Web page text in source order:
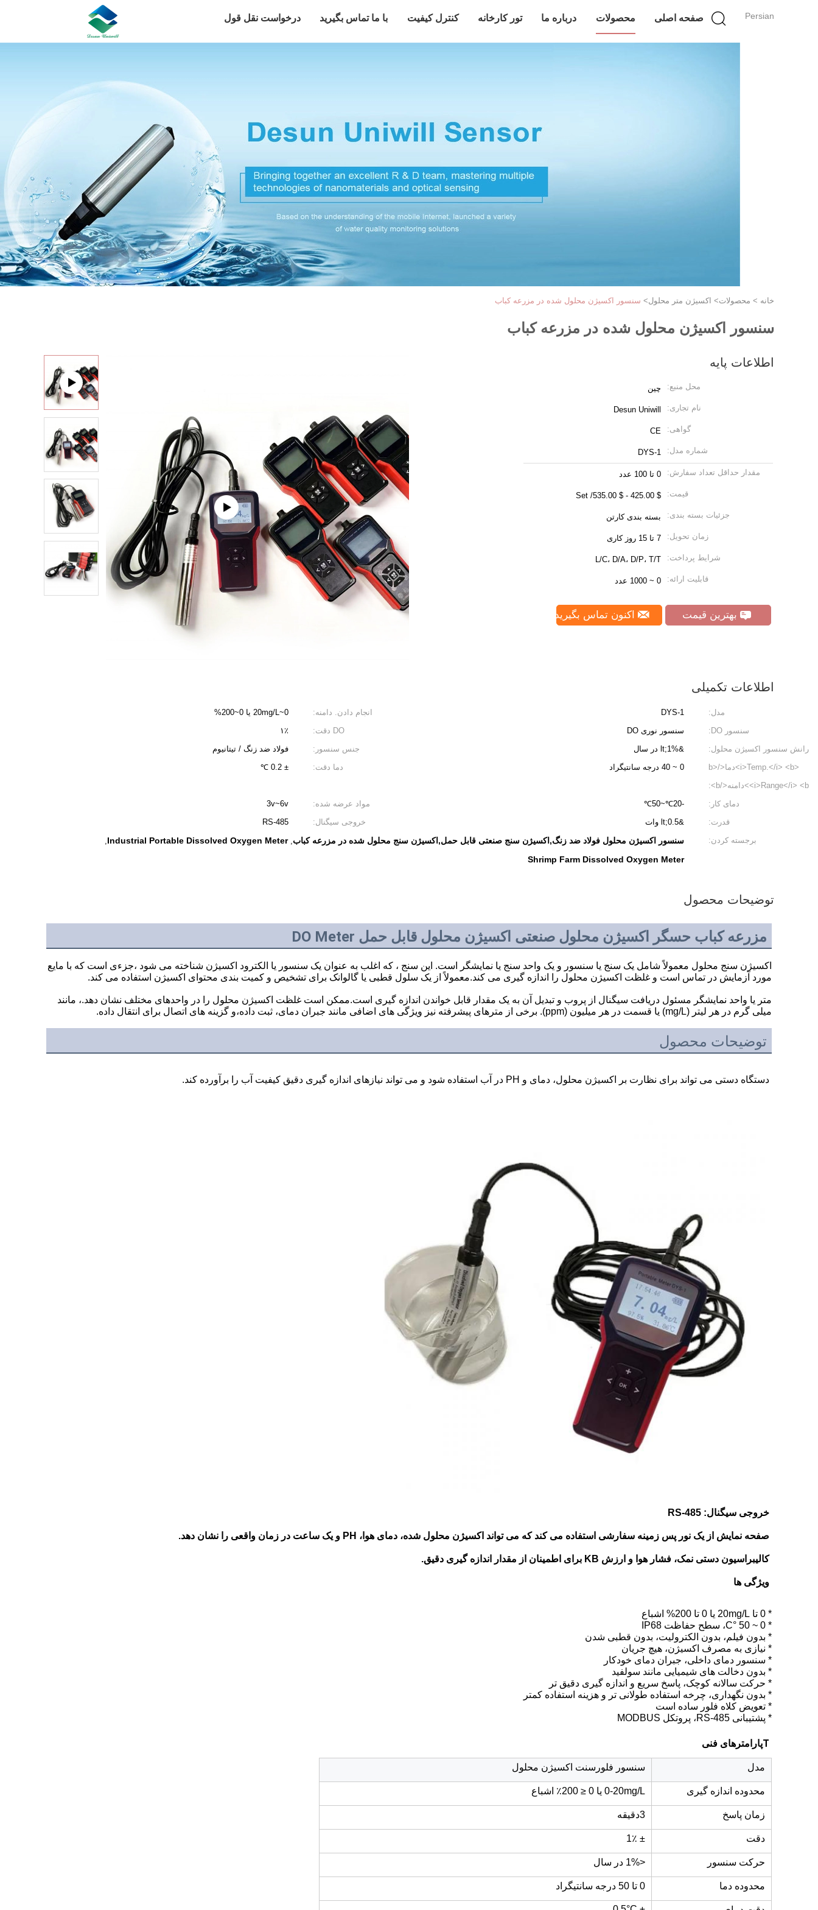
Persian صفحه اصلی محصولات درباره ما تور کارخانه کنترل کیفیت با ما تماس بگیرید درخواست نقل قول
خانه > محصولات> اکسیژن متر محلول> سنسور اکسیژن محلول شده در مزرعه کباب
سنسور اکسیژن محلول شده در مزرعه کباب
اطلاعات پایه
محل منبع: چین
نام تجاری: Desun Uniwill
گواهی: CE
شماره مدل: DYS-1
مقدار حداقل تعداد سفارش: 0 تا 100 عدد
قیمت: $ 425.00 - $ 535.00/ Set
جزئیات بسته بندی: بسته بندی کارتن
زمان تحویل: 7 تا 15 روز کاری
شرایط پرداخت: L/C، D/A، D/P، T/T
قابلیت ارائه: 0 ~ 1000 عدد
بهترین قیمت اکنون تماس بگیرید
اطلاعات تکمیلی
مدل: DYS-1 انجام دادن. دامنه:
0~20mg/L یا 0~200%
سنسور DO:
سنسور نوری DO DO دقت:
۱٪
رانش سنسور اکسیژن محلول:
&lt;1% در سال جنس سنسور:
فولاد ضد زنگ / تیتانیوم
<i>Temp.</i> <b>دما</b>
<i>Range</i> <b>دامنه</b>:
0 ~ 40 درجه سانتیگراد دما دقت: ± 0.2 ℃
دمای کار: -20℃~50℃ مواد عرضه شده:
3v~6v
قدرت:
&lt;0.5 وات خروجی سیگنال:
RS-485
برجسته کردن:
سنسور اکسیژن محلول فولاد ضد زنگ,اکسیژن سنج صنعتی قابل حمل,اکسیژن سنج محلول شده در مزرعه کباب,
Industrial Portable Dissolved Oxygen Meter
,
Shrimp Farm Dissolved Oxygen Meter
توضیحات محصول
مزرعه کباب حسگر اکسیژن محلول صنعتی اکسیژن محلول قابل حمل DO Meter
اکسیژن سنج محلول معمولاً شامل یک سنج یا سنسور و یک واحد سنج یا نمایشگر است. این سنج ، که اغلب به عنوان یک سنسور یا الکترود اکسیژن شناخته می شود ،جزءی است که با مایع
مورد آزمایش در تماس است و غلظت اکسیژن محلول را اندازه گیری می کند.معمولاً از یک سلول قطبی یا گالوانک برای تشخیص و کمیت بندی محتوای اکسیژن استفاده می کند.
متر یا واحد نمایشگر مسئول دریافت سیگنال از پروب و تبدیل آن به یک مقدار قابل خواندن اندازه گیری است.ممکن است غلظت اکسیژن محلول را در واحدهای مختلف نشان دهد.، مانند
میلی گرم در هر لیتر (mg/L) یا قسمت در هر میلیون (ppm). برخی از مترهای پیشرفته نیز ویژگی های اضافی مانند جبران دمای، ثبت داده،و گزینه های اتصال برای انتقال داده.
توضیحات محصول
دستگاه دستی می تواند برای نظارت بر اکسیژن محلول، دمای و PH در آب استفاده شود و می تواند نیازهای اندازه گیری دقیق کیفیت آب را برآورده کند.
خروجی سیگنال: RS-485
صفحه نمایش از یک نور پس زمینه سفارشی استفاده می کند که می تواند اکسیژن محلول شده، دمای هوا، PH و یک ساعت در زمان واقعی را نشان دهد.
کالیبراسیون دستی نمک، فشار هوا و ارزش KB برای اطمینان از مقدار اندازه گیری دقیق.
ویژگی ها
* 0 تا 20mg/L یا 0 تا 200% اشباع
* 0 ~ 50 °C، سطح حفاظت IP68
* بدون فیلم، بدون الکترولیت، بدون قطبی شدن
* نیازی به مصرف اکسیژن، هیچ جریان
* سنسور دمای داخلی، جبران دمای خودکار
* بدون دخالت های شیمیایی مانند سولفید
* حرکت سالانه کوچک، پاسخ سریع و اندازه گیری دقیق تر
* بدون نگهداری، چرخه استفاده طولانی تر و هزینه استفاده کمتر
* تعویض کلاه فلور ساده است
* پشتیبانی RS-485، پروتکل MODBUS
Tپارامترهای فنی
مدل سنسور فلورسنت اکسیژن محلول
محدوده اندازه گیری 0-20mg/L یا 0 ≤ 200٪ اشباع
زمان پاسخ 3دقيقه
دقت ± 1٪
حرکت سنسور <1% در سال
محدوده دما 0 تا 50 درجه سانتیگراد